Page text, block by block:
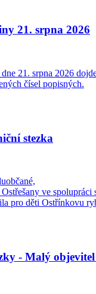
21. srpna 2026
21. srpna 2026
čísel popisných.
stezka
ve
pro děti Ostřínkovu
- Malý